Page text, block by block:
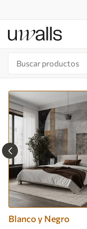
Blanco y Negro